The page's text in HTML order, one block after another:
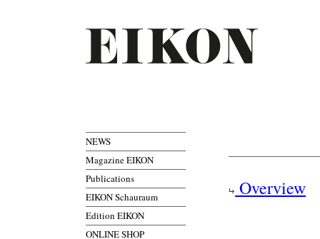
NEWS
Magazine EIKON
Publications
EIKON Schauraum
Edition EIKON
ONLINE SHOP
Overview